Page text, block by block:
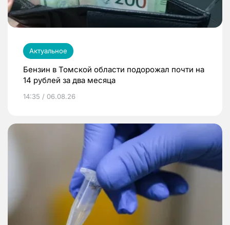
Актуальное
Бензин в Томской области подорожал почти на
14 рублей за два месяца
14:35 / 06.08.26